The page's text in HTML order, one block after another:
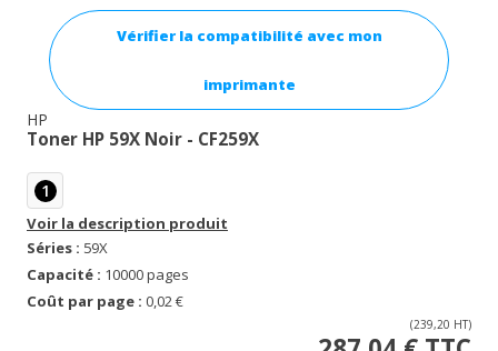
Vérifier la compatibilité avec mon
imprimante
HP
Toner HP 59X Noir - CF259X
1
Voir la description produit
Séries : 59X
Capacité : 10000 pages
Coût par page : 0,02 €
(239,20 HT)